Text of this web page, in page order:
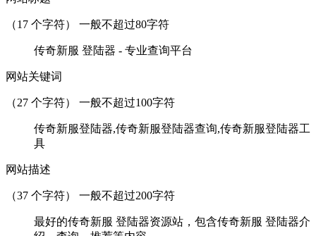
（17 个字符） 一般不超过80字符
传奇新服 登陆器 - 专业查询平台
网站关键词
（27 个字符） 一般不超过100字符
传奇新服登陆器,传奇新服登陆器查询,传奇新服登陆器工
具
网站描述
（37 个字符） 一般不超过200字符
最好的传奇新服 登陆器资源站，包含传奇新服 登陆器介